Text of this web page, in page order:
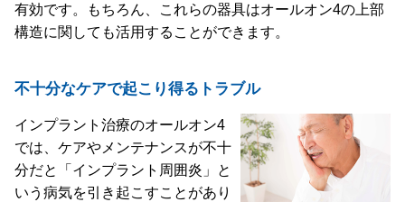
有効です。もちろん、これらの器具はオールオン4の上部
構造に関しても活用することができます。
不十分なケアで起こり得るトラブル
インプラント治療のオールオン4
では、ケアやメンテナンスが不十
分だと「インプラント周囲炎」と
いう病気を引き起こすことがあり